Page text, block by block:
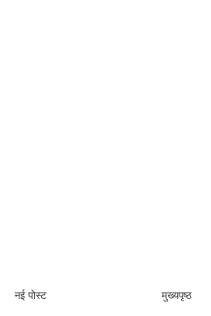
नई पोस्ट मुख्यपृष्ठ